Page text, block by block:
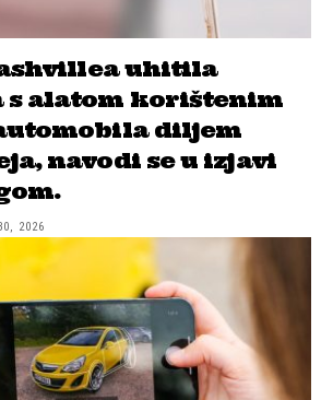
uhitila
s alatom korištenim
diljem
navodi se u izjavi
2026